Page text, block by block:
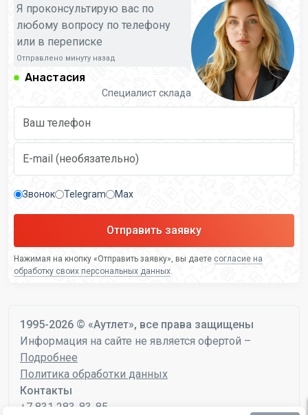
Я проконсультирую вас по
любому вопросу по телефону
или в переписке
Отправлено минуту назад
Анастасия
Специалист склада
Звонок Telegram Max
Отправить заявку
Нажимая на кнопку «Отправить заявку», вы даете согласие на
обработку своих персональных данных
1995-2026 © «Аутлет», все права защищены
Информация на сайте не является офертой –
Подробнее
Политика обработки данных
Контакты
+7 831 283-83-85